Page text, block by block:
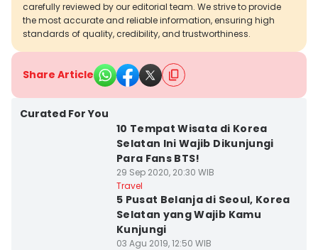
carefully reviewed by our editorial team. We strive to provide
the most accurate and reliable information, ensuring high
standards of quality, credibility, and trustworthiness.
Share Article
Curated For You
10 Tempat Wisata di Korea
Selatan Ini Wajib Dikunjungi
Para Fans BTS!
29 Sep 2020, 20:30 WIB
Travel
5 Pusat Belanja di Seoul, Korea
Selatan yang Wajib Kamu
Kunjungi
03 Agu 2019, 12:50 WIB